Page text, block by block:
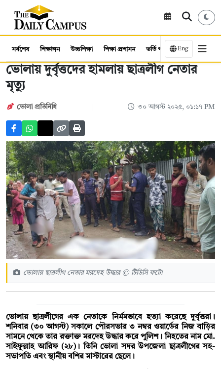
সর্বশেষ শিক্ষাঙ্গন উচ্চশিক্ষা শিক্ষা প্রশাসন ভর্তি পরীক্ষা কর্মসংস্থান
Eng
ভোলায় দুর্বৃত্তদের হামলায় ছাত্রলীগ নেতার
মৃত্যু
ভোলা প্রতিনিধি ৩০ আগস্ট ২০২৫, ০১:১৭ PM
ভোলায় ছাত্রলীগ নেতার মরদেহ উদ্ধার © টিডিসি ফটো
ভোলায় ছাত্রলীগের এক নেতাকে নির্মমভাবে হত্যা করেছে দুর্বৃত্তরা।
শনিবার (৩০ আগস্ট) সকালে পৌরসভার ৩ নম্বর ওয়ার্ডের নিজ বাড়ির
সামনে থেকে তার রক্তাক্ত মরদেহ উদ্ধার করে পুলিশ। নিহতের নাম মো.
সাইফুল্লাহ আরিফ (২৮)। তিনি ভোলা সদর উপজেলা ছাত্রলীগের সহ-
সভাপতি এবং স্থানীয় বশির মাস্টারের ছেলে।